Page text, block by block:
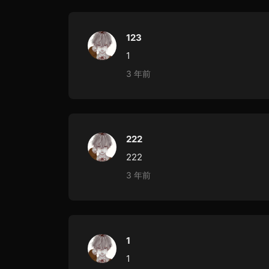
123
1
3 年前
222
222
3 年前
1
1